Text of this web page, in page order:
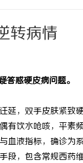
转病情
惑硬皮病问题。
延，双手皮肤紧
有饮水呛咳，平
血液指标，确诊为
段，包含常规西